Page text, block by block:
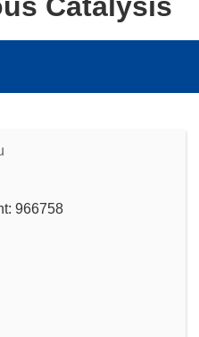
966758